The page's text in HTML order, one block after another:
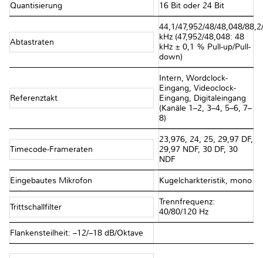
Quantisierung 16 Bit oder 24 Bit
Abtastraten
44,1/47,952/48/48,048/
kHz (47,952/48,048: 48
kHz ± 0,1 % Pull-up/Pull-
down)
Referenztakt
Intern, Wordclock-
Eingang, Videoclock-
Eingang, Digitaleingang
(Kanäle 1–2, 3–4, 5–6, 7–
8)
Timecode-Frameraten
23,976, 24, 25, 29,97 DF,
29,97 NDF, 30 DF, 30
NDF
Eingebautes Mikrofon Kugelcharkteristik, mono
Trittschallfilter
Trennfrequenz:
40/80/120 Hz
Flankensteilheit: –12/–18 dB/Oktave